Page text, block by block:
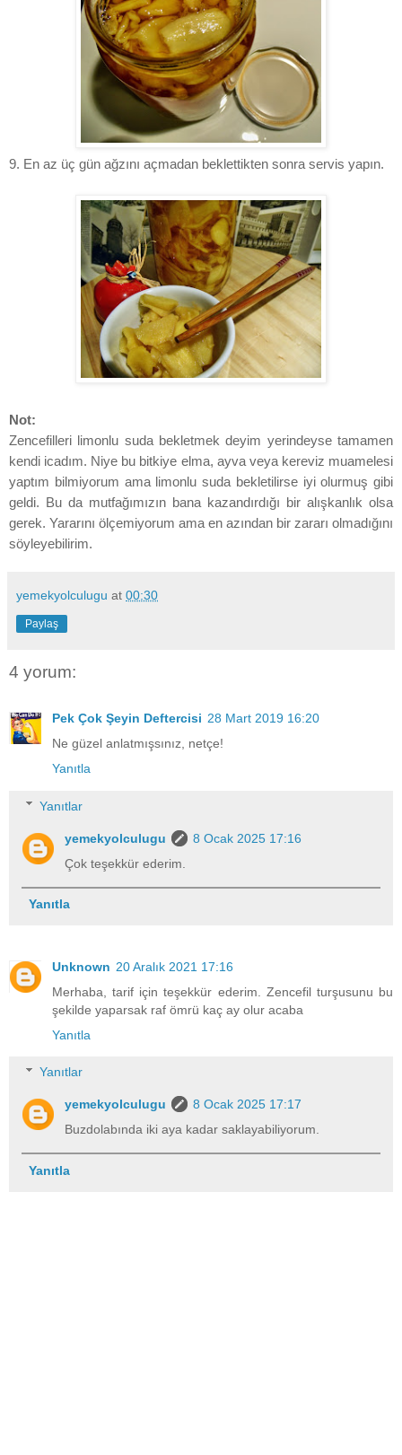
9. En az üç gün ağzını açmadan beklettikten sonra servis yapın.
Not:
Zencefilleri limonlu suda bekletmek deyim yerindeyse tamamen
kendi icadım. Niye bu bitkiye elma, ayva veya kereviz muamelesi
yaptım bilmiyorum ama limonlu suda bekletilirse iyi olurmuş gibi
geldi. Bu da mutfağımızın bana kazandırdığı bir alışkanlık olsa
gerek. Yararını ölçemiyorum ama en azından bir zararı olmadığını
söyleyebilirim.
yemekyolculugu at 00:30
Paylaş
4 yorum:
Pek Çok Şeyin Deftercisi 28 Mart 2019 16:20
Ne güzel anlatmışsınız, netçe!
Yanıtla
Yanıtlar
yemekyolculugu
8 Ocak 2025 17:16
Çok teşekkür ederim.
Yanıtla
Unknown 20 Aralık 2021 17:16
Merhaba, tarif için teşekkür ederim. Zencefil turşusunu bu
şekilde yaparsak raf ömrü kaç ay olur acaba
Yanıtla
Yanıtlar
yemekyolculugu
8 Ocak 2025 17:17
Buzdolabında iki aya kadar saklayabiliyorum.
Yanıtla